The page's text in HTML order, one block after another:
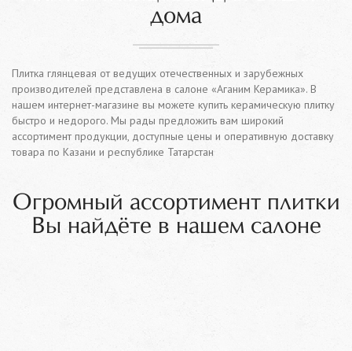
дома
Плитка глянцевая от ведущих отечественных и зарубежных
производителей представлена в салоне «Аганим Керамика». В
нашем интернет-магазине вы можете купить керамическую плитку
быстро и недорого. Мы рады предложить вам широкий
ассортимент продукции, доступные цены и оперативную доставку
товара по Казани и республике Татарстан
Огромный ассортимент плитки
Вы найдёте в нашем салоне